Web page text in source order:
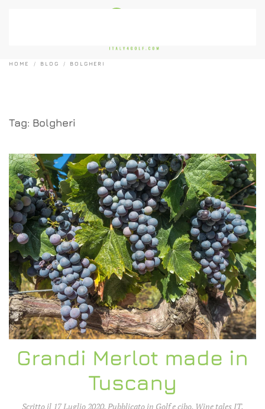
HOME BLOG BOLGHERI
Tag: Bolgheri
Grandi Merlot made in
Tuscany
Scritto il 17 Luglio 2020. Pubblicato in Golf e cibo, Wine tales IT.